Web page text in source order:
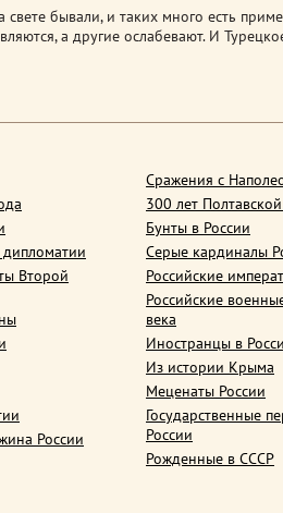
бывали, и таких много есть
а другие ослабевают. И
Второй
России
Сражения с
300 лет
Бунты в России
Серые кардиналы
Российские
Российские
века
Иностранцы в
Из истории Крыма
Меценаты России
Государственные
России
Рожденные в СССР